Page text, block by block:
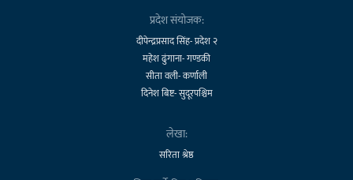
प्रदेश संयोजक:
दीपेन्द्रप्रसाद सिंह- प्रदेश २
महेश ढुंगाना- गण्डकी
सीता वली- कर्णाली
दिनेश बिष्ट- सुदूरपश्चिम
लेखा:
सरिता श्रेष्ठ